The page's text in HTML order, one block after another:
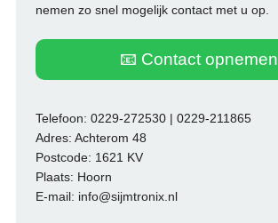
nemen zo snel mogelijk contact met u op.
📧 Contact opnemen
Telefoon: 0229-272530 | 0229-211865
Adres: Achterom 48
Postcode: 1621 KV
Plaats: Hoorn
E-mail: info@sijmtronix.nl